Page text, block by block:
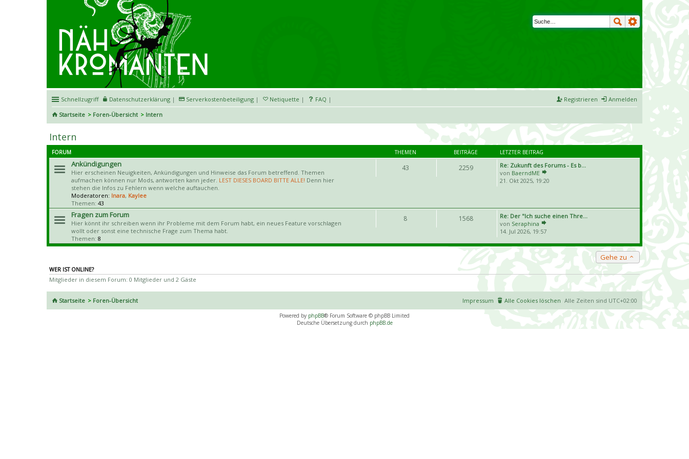
Schnellzugriff Datenschutzerklärung | Serverkostenbeteiligung | Netiquette | FAQ | Anmelden
Registrieren
Startseite
Foren-Übersicht Intern
Intern
FORUM THEMEN BEITRÄGE LETZTER BEITRAG
Ankündigungen
Hier erscheinen Neuigkeiten, Ankündigungen und Hinweise das Forum betreffend. Themen
aufmachen können nur Mods, antworten kann jeder. LEST DIESES BOARD BITTE ALLE! Denn hier
stehen die Infos zu Fehlern wenn welche auftauchen.
Moderatoren: Inara, Kaylee
Themen: 43
43 2259
Re: Zukunft des Forums - Es b…
von BaerndME
21. Okt 2025, 19:20
Fragen zum Forum
Hier könnt ihr schreiben wenn ihr Probleme mit dem Forum habt, ein neues Feature vorschlagen
wollt oder sonst eine technische Frage zum Thema habt.
Themen: 8
8 1568
Re: Der "Ich suche einen Thre…
von Seraphina
14. Jul 2026, 19:57
Gehe zu
WER IST ONLINE?
Mitglieder in diesem Forum: 0 Mitglieder und 2 Gäste
Startseite Foren-Übersicht Alle Zeiten sind UTC+02:00
Alle Cookies löschen
Impressum
Powered by phpBB® Forum Software © phpBB Limited
Deutsche Übersetzung durch phpBB.de